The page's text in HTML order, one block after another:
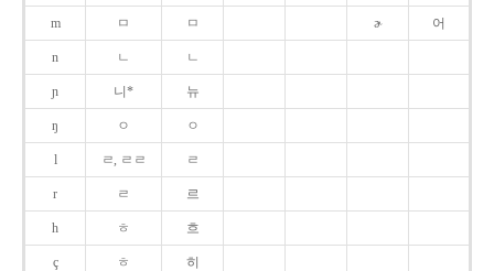
m ㅁ ㅁ ɚ 어
n ㄴ ㄴ
ɲ 니* 뉴
ŋ ㅇ ㅇ
l ㄹ, ㄹㄹ ㄹ
r ㄹ 르
h ㅎ 흐
ç ㅎ 히